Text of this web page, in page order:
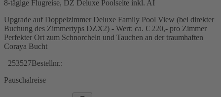
8-tägige Flugreise, DZ Deluxe Poolseite inkl. AI
Upgrade auf Doppelzimmer Deluxe Family Pool View (bei direkter
Buchung des Zimmertyps DZX2) - Wert: ca. € 220,- pro Zimmer
Perfekter Ort zum Schnorcheln und Tauchen an der traumhaften
Coraya Bucht
253527Bestellnr.:
Pauschalreise